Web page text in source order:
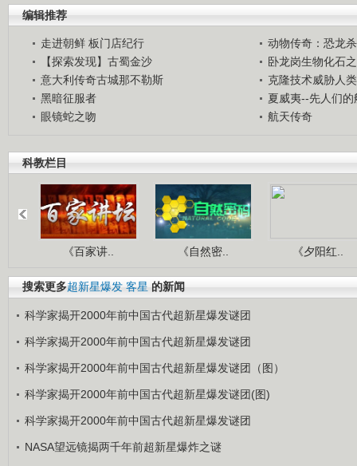
编辑推荐
走进朝鲜 板门店纪行
动物传奇：恐龙
【探索发现】古蜀金沙
卧龙岗生物化石
意大利传奇古城那不勒斯
克隆技术威胁人
黑暗征服者
夏威夷--先人们的
眼镜蛇之吻
航天传奇
科教栏目
《百家讲.. 《自然密.. 《夕阳红..
搜索更多超新星爆发 客星 的新闻
科学家揭开2000年前中国古代超新星爆发谜团
科学家揭开2000年前中国古代超新星爆发谜团
科学家揭开2000年前中国古代超新星爆发谜团（图）
科学家揭开2000年前中国古代超新星爆发谜团(图)
科学家揭开2000年前中国古代超新星爆发谜团
NASA望远镜揭两千年前超新星爆炸之谜